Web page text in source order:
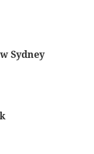
Sydney